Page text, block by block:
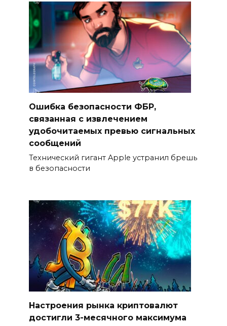
Ошибка безопасности ФБР,
связанная с извлечением
удобочитаемых превью сигнальных
сообщений
Технический гигант Apple устранил брешь
в безопасности
Настроения рынка криптовалют
достигли 3-месячного максимума